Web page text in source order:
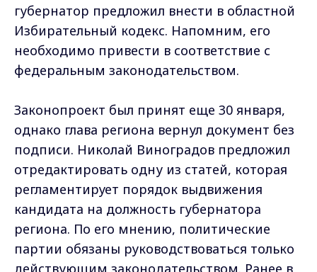
губернатор предложил внести в областной
Избирательный кодекс. Напомним, его
необходимо привести в соответствие с
федеральным законодательством.
Законопроект был принят еще 30 января,
однако глава региона вернул документ без
подписи. Николай Виноградов предложил
отредактировать одну из статей, которая
регламентирует порядок выдвижения
кандидата на должность губернатора
региона. По его мнению, политические
партии обязаны руководствоваться только
действующим законодательством. Ранее в